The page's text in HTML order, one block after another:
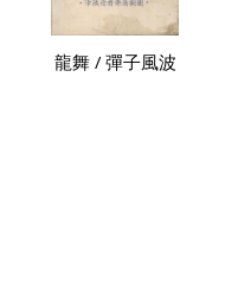
龍舞 / 彈子風波